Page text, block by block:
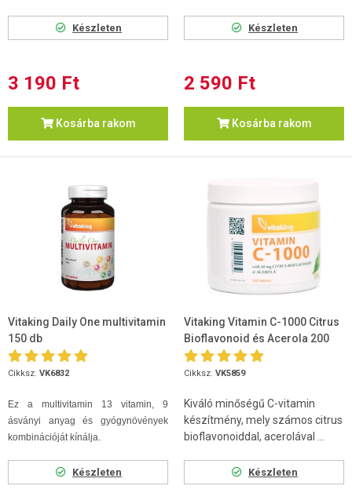
Készleten
3 190 Ft
Kosárba rakom
Készleten
2 590 Ft
Kosárba rakom
Vitaking Daily One multivitamin
150 db
Cikksz. VK6832
Ez a multivitamin 13 vitamin, 9
ásványi anyag és gyógynövények
kombinációját kínálja.
Készleten
Vitaking Vitamin C-1000 Citrus
Bioflavonoid és Acerola 200
db
Cikksz. VK5859
Kiváló minőségű C-vitamin
készítmény, mely számos citrus
bioflavonoiddal, acerolával ...
Készleten